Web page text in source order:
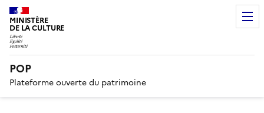
MINISTÈRE
DE LA CULTURE
POP
Plateforme ouverte du patrimoine